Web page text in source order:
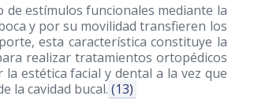
de estímulos funcionales mediante la
y por su movilidad transfieren los
esta característica constituye la
realizar tratamientos ortopédicos
estética facial y dental a la vez que
la cavidad bucal. (13)